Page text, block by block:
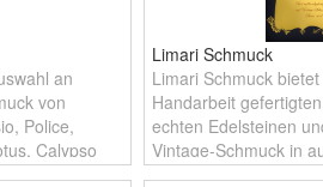
an
von
Police,
Calypso
Limari Schmuck
Limari Schmuck
Handarbeit
echten Edelsteinen
Vintage-Schmuck in
Lassen Sie sich